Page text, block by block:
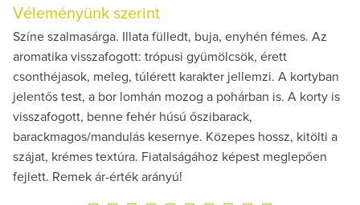
Véleményünk szerint
Színe szalmasárga. Illata fülledt, buja, enyhén fémes. Az
aromatika visszafogott: trópusi gyümölcsök, érett
csonthéjasok, meleg, túlérett karakter jellemzi. A kortyban
jelentős test, a bor lomhán mozog a pohárban is. A korty is
visszafogott, benne fehér húsú őszibarack,
barackmagos/mandulás kesernye. Közepes hossz, kitölti a
szájat, krémes textúra. Fiatalságához képest meglepően
fejlett. Remek ár-érték arányú!